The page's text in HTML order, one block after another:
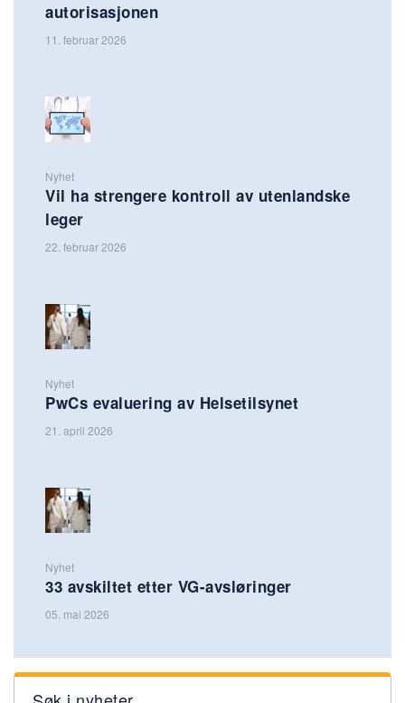
autorisasjonen
11. februar 2026
Nyhet
Vil ha strengere kontroll av utenlandske
leger
22. februar 2026
Nyhet
PwCs evaluering av Helsetilsynet
21. april 2026
Nyhet
33 avskiltet etter VG-avsløringer
05. mai 2026